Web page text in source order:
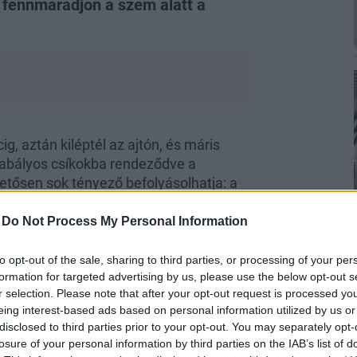
Do Not Process My Personal Information
opt-out of the sale, sharing to third parties, or processing of your
for targeted advertising by us, please use the below opt-out
selection. Please note that after your opt-out request is processed
interest-based ads based on personal information utilized by us
to third parties prior to your opt-out. You may separately
of your personal information by third parties on the IAB’s list of
a szem alatt a
aztán kiléptél az ajtón, és máris
csíkokba rendeződve a
sok tényező befolyásolhatja: a
de a normál bőrűek esetében is
hatására. Ha egy kicsit
máris felbukkanhatnak
és szépségbloggerként
a megoldást nők ezreinek
tökéletes szem alatti